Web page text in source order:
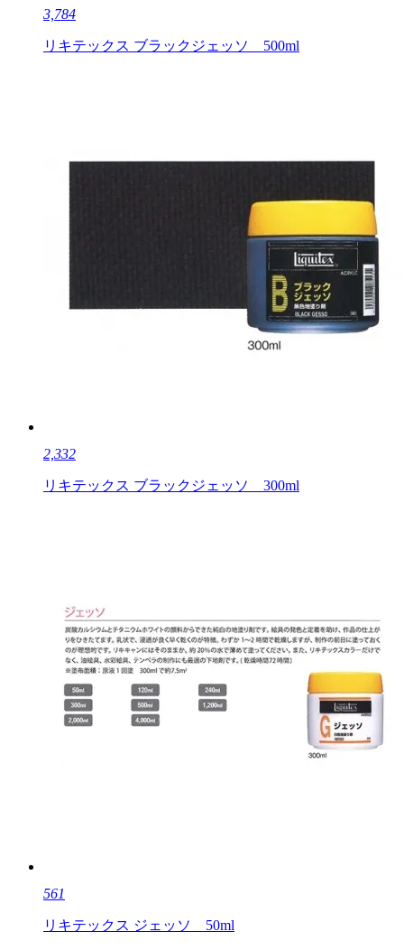
3,784
リキテックス ブラックジェッソ 500ml
2,332
リキテックス ブラックジェッソ 300ml
561
リキテックス ジェッソ 50ml